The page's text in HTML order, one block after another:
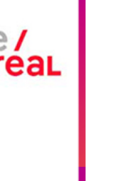
Montréal au
manoeuvres